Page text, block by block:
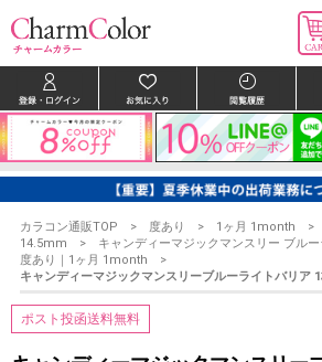
カラコン通販TOP 度あり 1ヶ月 1month
14.5mm
キャンディーマジックマンスリー ブル
度あり｜1ヶ月 1month
キャンディーマジックマンスリーブルーライトバリア
ポスト投函送料無料